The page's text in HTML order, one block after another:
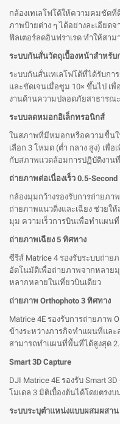
กล้องเทเลโฟโต้ให้ความคมชัดที่
ภาพป้ายต่าง ๆ ได้อย่างละเอียดจ
ฟิลเตอร์ลดอินฟราเรด ทำให้สาม
ระบบกันสั่นวัตถุเบื้องหน้าสำหรับ
ระบบกันสั่นเทเลโฟโต้ที่ได้รับกา
และชัดเจนเมื่อซูม 10× ขึ้นไป เ
งานด้านความปลอดภัยสาธารณ
ระบบลดหมอกอิเล็กทรอนิกส์
ในสภาพที่มีหมอกหรือความชื้นใน
เลือก 3 โหมด (ต่ำ กลาง สูง) เพื่
กับสภาพแวดล้อมการปฏิบัติงาน
ถ่ายภาพต่อเนื่องเร็ว 0.5-Second
กล้องมุมกว้างรองรับการถ่ายภา
ถ่ายภาพแนวดิ่งและเฉียง ช่วยให้
มุม ความเร็วการบินเพื่อทำแผน
ถ่ายภาพเฉียง 5 ทิศทาง
ซีรีส์ Matrice 4 รองรับระบบถ่า
อัตโนมัติเพื่อถ่ายภาพจากหลาย
หลากหลายในเที่ยวบินเดียว
ถ่ายภาพ Orthophoto 3 ทิศทาง
Matrice 4E รองรับการถ่ายภาพ
ข้างระหว่างภารกิจทำแผนที่แล
สามารถทำแผนที่พื้นที่ได้สูงสุด
Smart 3D Capture
DJI Matrice 4E รองรับ Smart
โมเดล 3 มิติเบื้องต้นได้โดยตรง
ระบบระบุตำแหน่งแบบผสมผสาน